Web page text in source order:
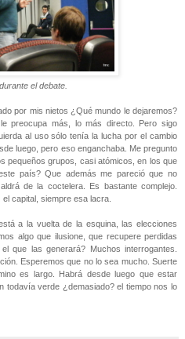
el debate.
por mis nietos ¿Qué mundo le dejaremos?
preocupa más, lo más directo. Pero sigo
al uso sólo tenía la lucha por el cambio
luego, pero eso enganchaba. Me pregunto
pequeños grupos, casi atómicos, en los que
país? Que además me pareció que no
de la coctelera. Es bastante complejo.
capital, siempre esa lacra.
a la vuelta de la esquina, las elecciones
algo que ilusione, que recupere perdidas
que las generará? Muchos interrogantes.
Esperemos que no lo sea mucho. Suerte
es largo. Habrá desde luego que estar
todavía verde ¿demasiado? el tiempo nos lo